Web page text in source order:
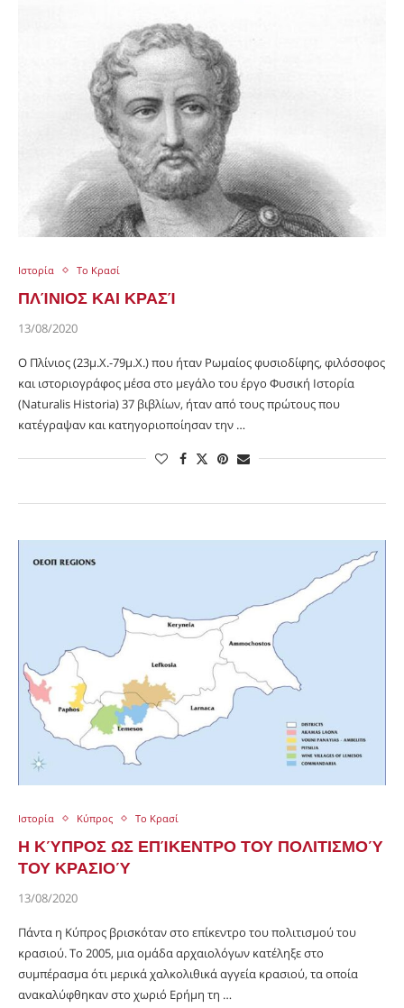
Ιστορία Το Κρασί
ΠΛΊΝΙΟΣ ΚΑΙ ΚΡΑΣΊ
13/08/2020
Ο Πλίνιος (23μ.Χ.-79μ.Χ.) που ήταν Ρωμαίος φυσιοδίφης, φιλόσοφος
και ιστοριογράφος μέσα στο μεγάλο του έργο Φυσική Ιστορία
(Naturalis Historia) 37 βιβλίων, ήταν από τους πρώτους που
κατέγραψαν και κατηγοριοποίησαν την …
Ιστορία Κύπρος Το Κρασί
Η ΚΎΠΡΟΣ ΩΣ ΕΠΊΚΕΝΤΡΟ ΤΟΥ ΠΟΛΙΤΙΣΜΟΎ
ΤΟΥ ΚΡΑΣΙΟΎ
13/08/2020
Πάντα η Κύπρος βρισκόταν στο επίκεντρο του πολιτισμού του
κρασιού. Το 2005, μια ομάδα αρχαιολόγων κατέληξε στο
συμπέρασμα ότι μερικά χαλκολιθικά αγγεία κρασιού, τα οποία
ανακαλύφθηκαν στο χωριό Ερήμη τη …